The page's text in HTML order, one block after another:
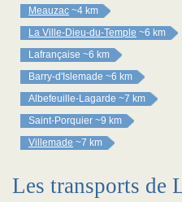
Meauzac ~4 km
La Ville-Dieu-du-Temple ~6 km
Lafrançaise ~6 km
Barry-d'Islemade ~6 km
Albefeuille-Lagarde ~7 km
Saint-Porquier ~9 km
Villemade ~7 km
Les transports de